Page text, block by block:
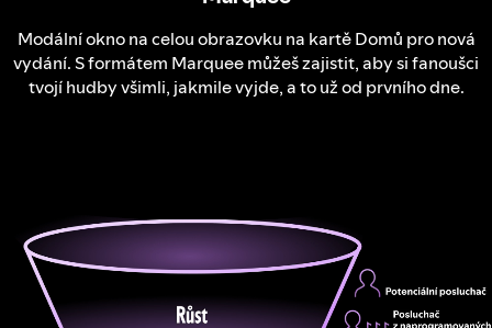
Modální okno na celou obrazovku na kartě Domů pro nová
vydání. S formátem Marquee můžeš zajistit, aby si fanoušci
tvojí hudby všimli, jakmile vyjde, a to už od prvního dne.